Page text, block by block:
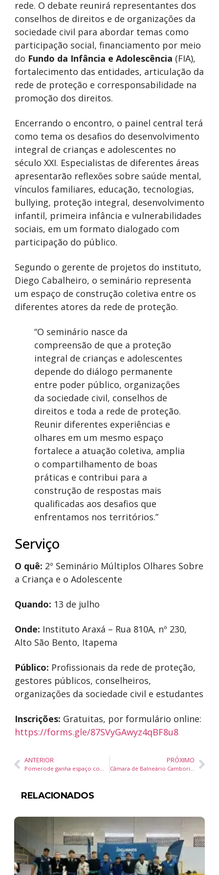
rede. O debate reunirá representantes dos
conselhos de direitos e de organizações da
sociedade civil para abordar temas como
participação social, financiamento por meio
do Fundo da Infância e Adolescência (FIA),
fortalecimento das entidades, articulação da
rede de proteção e corresponsabilidade na
promoção dos direitos.
Encerrando o encontro, o painel central terá
como tema os desafios do desenvolvimento
integral de crianças e adolescentes no
século XXI. Especialistas de diferentes áreas
apresentarão reflexões sobre saúde mental,
vínculos familiares, educação, tecnologias,
bullying, proteção integral, desenvolvimento
infantil, primeira infância e vulnerabilidades
sociais, em um formato dialogado com
participação do público.
Segundo o gerente de projetos do instituto,
Diego Cabalheiro, o seminário representa
um espaço de construção coletiva entre os
diferentes atores da rede de proteção.
“O seminário nasce da
compreensão de que a proteção
integral de crianças e adolescentes
depende do diálogo permanente
entre poder público, organizações
da sociedade civil, conselhos de
direitos e toda a rede de proteção.
Reunir diferentes experiências e
olhares em um mesmo espaço
fortalece a atuação coletiva, amplia
o compartilhamento de boas
práticas e contribui para a
construção de respostas mais
qualificadas aos desafios que
enfrentamos nos territórios.”
Serviço
O quê: 2º Seminário Múltiplos Olhares Sobre
a Criança e o Adolescente
Quando: 13 de julho
Onde: Instituto Araxá – Rua 810A, nº 230,
Alto São Bento, Itapema
Público: Profissionais da rede de proteção,
gestores públicos, conselheiros,
organizações da sociedade civil e estudantes
Inscrições: Gratuitas, por formulário online:
https://forms.gle/87SVyGAwyz4qBF8u8
ANTERIOR
Pomerode ganha espaço com dinossauros brasileiros e fósseis reais em parque temático de Santa Catarina
PRÓXIMO
Câmara de Balneário Camboriú vota quatro projetos e debate outras duas propostas na sessão desta terça-feira
RELACIONADOS